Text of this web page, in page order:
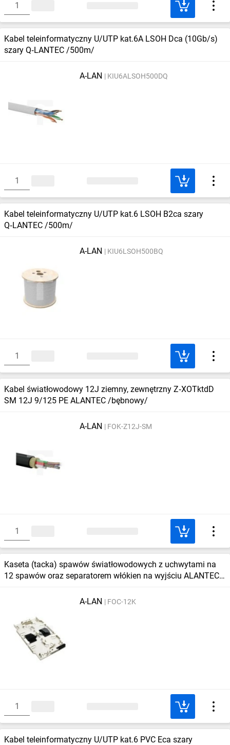
Kabel teleinformatyczny U/UTP kat.6A LSOH Dca (10Gb/s)
szary Q‑LANTEC /500m/
A-LAN KIU6ALSOH500DQ
Kabel teleinformatyczny U/UTP kat.6 LSOH B2ca szary
Q‑LANTEC /500m/
A-LAN KIU6LSOH500BQ
Kabel światłowodowy 12J ziemny, zewnętrzny Z‑XOTktdD
SM 12J 9/125 PE ALANTEC /bębnowy/
A-LAN FOK-Z12J-SM
Kaseta (tacka) spawów światłowodowych z uchwytami na
12 spawów oraz separatorem włókien na wyjściu ALANTEC
A-LAN
FOC-12K
Kabel teleinformatyczny U/UTP kat.6 PVC Eca szary